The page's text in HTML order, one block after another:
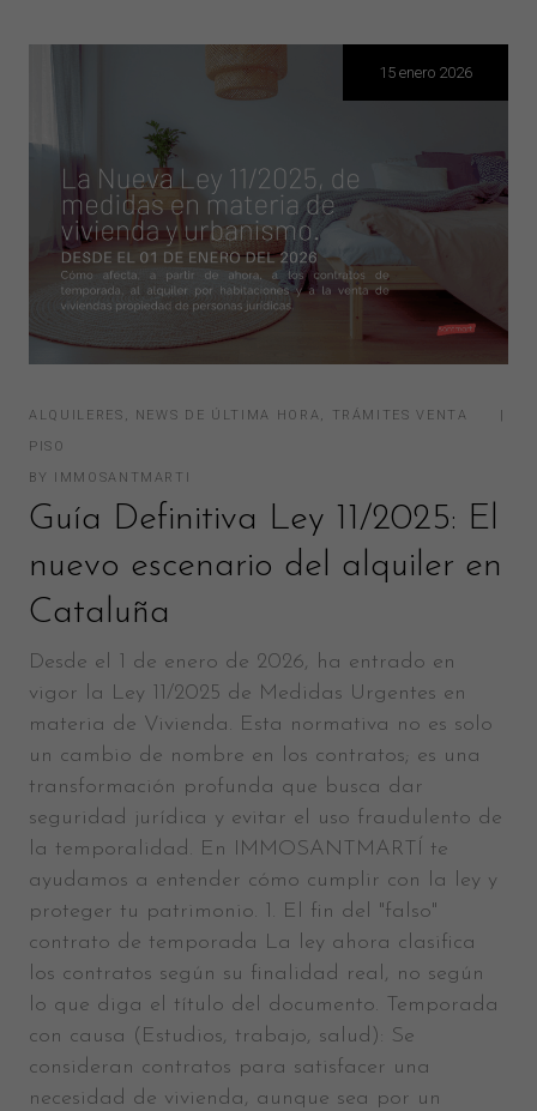
15 enero 2026
ALQUILERES , NEWS DE ÚLTIMA HORA,
TRÁMITES VENTA
PISO
BY IMMOSANTMARTI
Guía Definitiva Ley 11/2025: El
nuevo escenario del alquiler en
Cataluña
Desde el 1 de enero de 2026, ha entrado en
vigor la Ley 11/2025 de Medidas Urgentes en
materia de Vivienda. Esta normativa no es solo
un cambio de nombre en los contratos; es una
transformación profunda que busca dar
seguridad jurídica y evitar el uso fraudulento de
la temporalidad. En IMMOSANTMARTÍ te
ayudamos a entender cómo cumplir con la ley y
proteger tu patrimonio. 1. El fin del "falso"
contrato de temporada La ley ahora clasifica
los contratos según su finalidad real, no según
lo que diga el título del documento. Temporada
con causa (Estudios, trabajo, salud): Se
consideran contratos para satisfacer una
necesidad de vivienda, aunque sea por un